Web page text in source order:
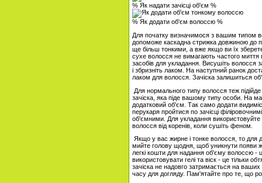
% Як надати зачісці об'єм %
% Як додати об'єм волоссю %
Для початку визначимося з вашим типом
допоможе каскадна стрижка довжиною до
ще більш тонкими, а вже якщо ви їх
сухе волосся не вимагають частого миття
засобів для укладання. Висушіть волосся
і збризніть лаком. На наступний ранок
лаком для волосся. Зачіска залишиться
Для нормального типу волосся теж
зачіска, яка піде вашому типу особи. На
додатковий об'єм. Так само додати
перукаря пройтися по зачісці
об'ємними. Для укладання використовуйте
волосся від коренів, коли сушіть феном.
Якщо у вас жирне і тонке волосся, то для
мийте голову щодня, щоб уникнути появи
легкі кошти для надання об'єму волоссю -
використовувати гелі та віск - це тільки
зачіска не надовго затримається на
часу для догляду. Пам'ятайте про те, що